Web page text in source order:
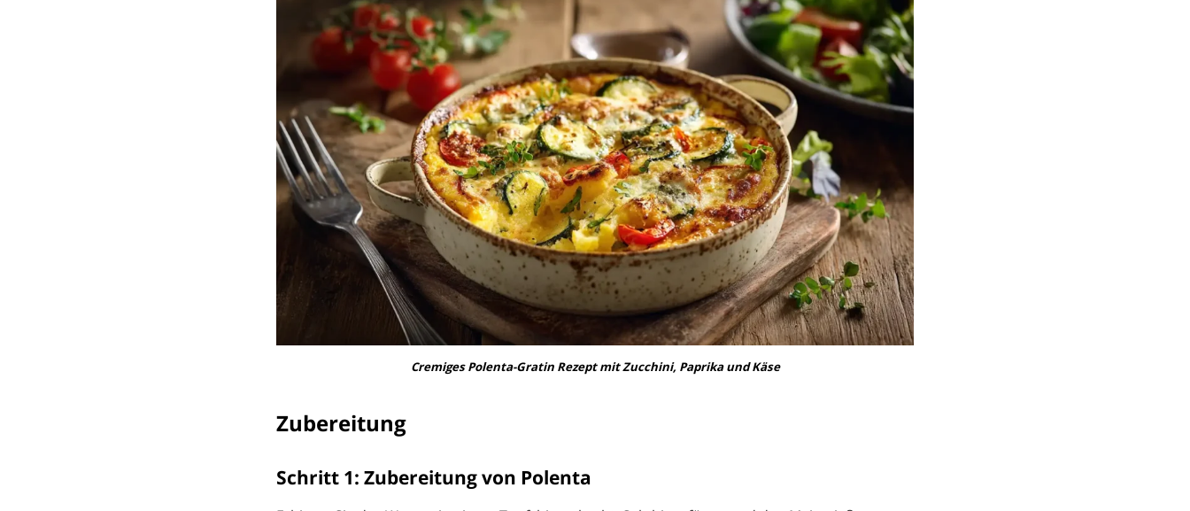
Cremiges Polenta-Gratin Rezept mit Zucchini, Paprika und Käse
Zubereitung
Schritt 1: Zubereitung von Polenta